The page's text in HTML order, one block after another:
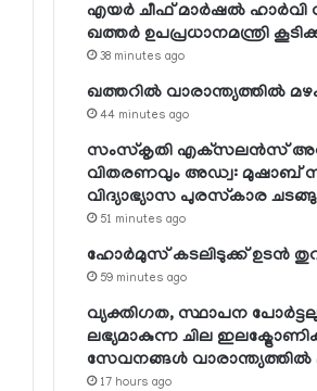
എയര്‍ ചീഫ് മാര്‍ഷല്‍ ഹാര്‍വി
ഖത്തര്‍ ഉപപ്രധാനമന്ത്രി
38 minutes ago
ഖത്തറില്‍ വാരാന്ത്യത്തില്‍
44 minutes ago
സംസ്‌കൃതി എക്‌സലന്‍സ്
വിതരണവും അഡ്വ: മുഷാബ്
വിദ്യാഭ്യാസ പുരസ്‌കാര
51 minutes ago
ഹോര്‍മുസ് കടലിടുക്ക് ഉടന്‍
59 minutes ago
വ്യക്തിഗത, സ്ഥാപന
ലഭ്യമാകുന്ന ചില
സേവനങ്ങള്‍ വാരാന്ത്യത്തില്‍
17 hours ago